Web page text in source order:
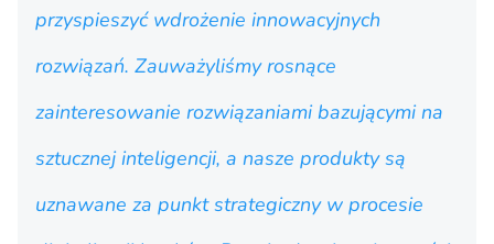
przyspieszyć wdrożenie innowacyjnych
rozwiązań. Zauważyliśmy rosnące
zainteresowanie rozwiązaniami bazującymi na
sztucznej inteligencji, a nasze produkty są
uznawane za punkt strategiczny w procesie